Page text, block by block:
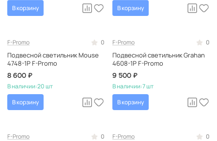
В корзину
В корзину
F-Promo 0
Подвесной светильник Mouse
4748-1P F-Promo
8 600 ₽
В наличии:20 шт
В корзину
F-Promo 0
Подвесной светильник Grahan
4608-1P F-Promo
9 500 ₽
В наличии:7 шт
В корзину
F-Promo 0 F-Promo 0